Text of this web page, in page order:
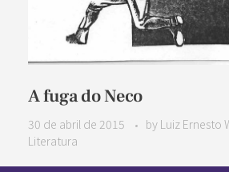
A fuga do Neco
30 de abril de 2015 by Luiz Ernesto
Literatura